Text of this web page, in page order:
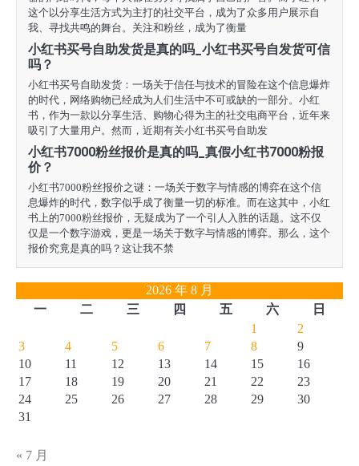
这个以分享生活方式为主打的社交平台，成为了众多用户展示自
我、寻找共鸣的舞台。关注和粉丝，成为了衡量
小红书买号自助发货是真的吗_小红书买号自发货可信
吗？
小红书买号自助发货：一场关于信任与技术的冒险在这个信息爆炸
的时代，网络购物已经成为人们生活中不可或缺的一部分。小红
书，作为一款以分享生活、购物心得为主的社交电商平台，近年来
吸引了大量用户。然而，近期有关小红书买号自助发
小红书7000粉丝报价是真的吗_真假小红书7000粉报
价？
小红书7000粉丝报价之谜：一场关于数字与情感的博弈在这个信
息爆炸的时代，数字似乎成了衡量一切的标准。而在这其中，小红
书上的7000粉丝报价，无疑成为了一个引人入胜的话题。这不仅
仅是一个数字游戏，更是一场关于数字与情感的博弈。那么，这个
报价究竟是真的吗？这让我不禁
2026 年 8 月
一
二 三 四 五 六
日
1
2
3
4 5 6 7 8
9
10
11 12 13 14 15
16
17
18 19 20 21 22
23
24
25 26 27 28 29
30
31
« 7 月